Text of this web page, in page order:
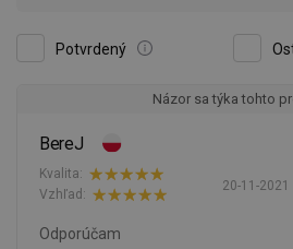
Potvrdený
Názor sa týka tohto
BereJ
20-11-2021
Kvalita:
Vzhľad:
Odporúčam